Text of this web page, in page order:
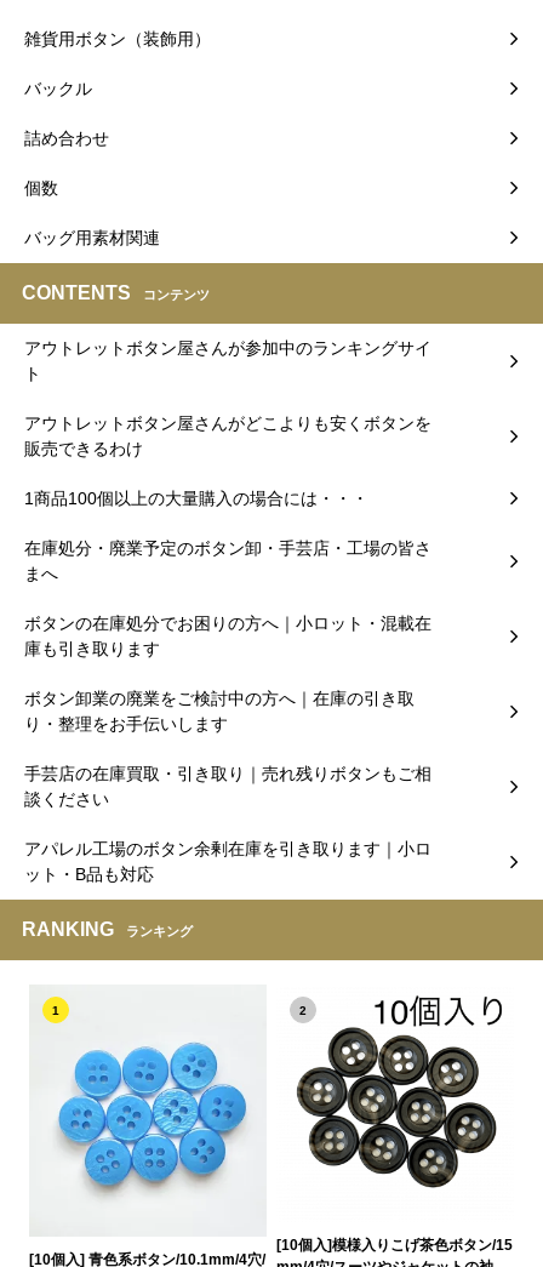
雑貨用ボタン（装飾用）
バックル
詰め合わせ
個数
バッグ用素材関連
CONTENTS コンテンツ
アウトレットボタン屋さんが参加中のランキングサイ
ト
アウトレットボタン屋さんがどこよりも安くボタンを
販売できるわけ
1商品100個以上の大量購入の場合には・・・
在庫処分・廃業予定のボタン卸・手芸店・工場の皆さ
まへ
ボタンの在庫処分でお困りの方へ｜小ロット・混載在
庫も引き取ります
ボタン卸業の廃業をご検討中の方へ｜在庫の引き取
り・整理をお手伝いします
手芸店の在庫買取・引き取り｜売れ残りボタンもご相
談ください
アパレル工場のボタン余剰在庫を引き取ります｜小ロ
ット・B品も対応
RANKING ランキング
1
[10個入] 青色系ボタン/10.1mm/4穴/
2
[10個入]模様入りこげ茶色ボタン/15